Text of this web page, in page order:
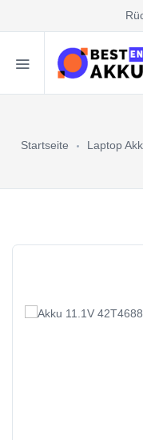
Startseite Laptop